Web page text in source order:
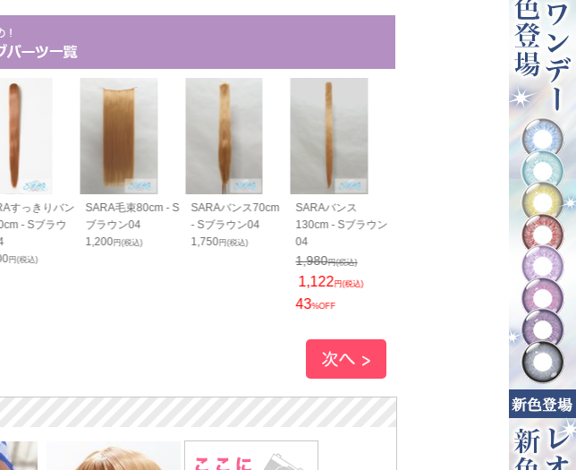
すっきりバン
- Sブラウ
円(税込)
SARA毛束80cm - S
ブラウン04
1,200 円(税込)
SARAバンス70cm
- Sブラウン04
1,750 円(税込)
SARAバンス
130cm - Sブラウン
04
1,980円(税込)
1,122円(税込)
43%OFF
SARAすっき
ス70cm - Sブ
ン04
1,800円(税込)